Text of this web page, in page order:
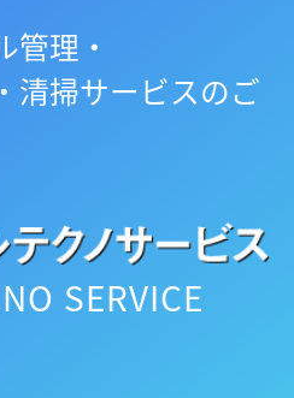
管理・
清掃サービスのご
SERVICE